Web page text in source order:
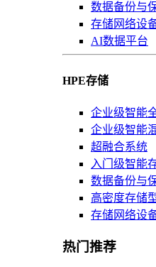
数据备份与
存储网络设
AI数据平台
HPE存储
企业级智能
企业级智能
超融合系统
入门级智能
数据备份与
高密度存储
存储网络设
热门推荐